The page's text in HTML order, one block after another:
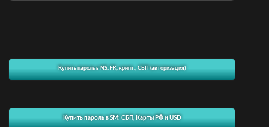
Купить пароль в NS: FK, крипт., СБП (авторизация)
Купить пароль в SM: СБП, Карты РФ и USD